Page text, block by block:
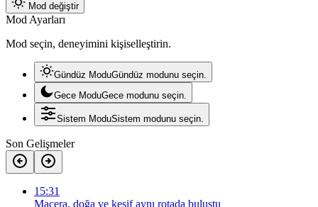
Mod değiştir
Mod Ayarları
Mod seçin, deneyimini kişiselleştirin.
Gündüz ModuGündüz modunu seçin.
Gece ModuGece modunu seçin.
Sistem ModuSistem modunu seçin.
Son Gelişmeler
15:31
Macera, doğa ve keşif aynı rotada buluştu